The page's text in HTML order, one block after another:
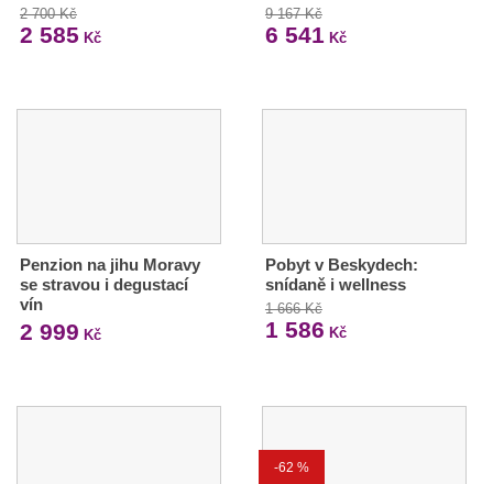
2 700 Kč
2 585 Kč
9 167 Kč
6 541 Kč
Penzion na jihu Moravy
se stravou i degustací
vín
2 999 Kč
Pobyt v Beskydech:
snídaně i wellness
1 666 Kč
1 586 Kč
-62 %